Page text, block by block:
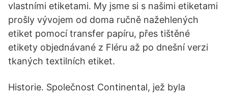
vlastními etiketami. My jsme si s našimi etiketami
prošly vývojem od doma ručně nažehlených
etiket pomocí transfer papíru, přes tištěné
etikety objednávané z Fléru až po dnešní verzi
tkaných textilních etiket.
Historie. Společnost Continental, jež byla